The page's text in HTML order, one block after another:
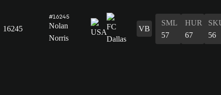
16245
#16245
Nolan
Norris
VB
SML
57
HUR
67
56